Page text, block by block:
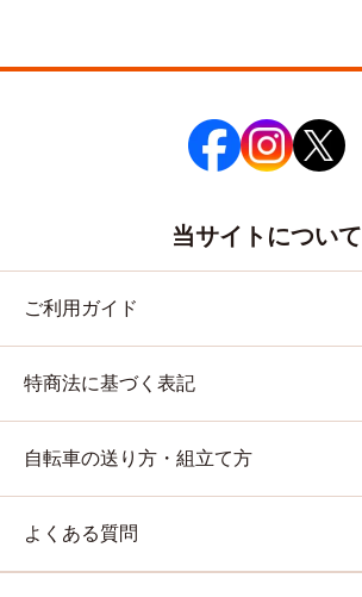
当サイトについて
ご利用ガイド
特商法に基づく表記
自転車の送り方・組立て方
よくある質問